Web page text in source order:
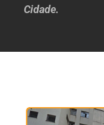
Cidade.